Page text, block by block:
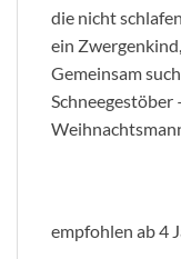
die nicht
ein
Gemeinsam
Schneegestöber
empfohlen ab 4